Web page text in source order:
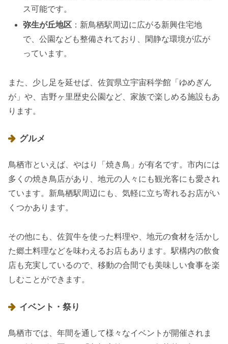
ス可能です。
弥生が丘地区 ：新鳥栖駅周辺に広がる新興住宅地
で、公園なども整備されており、閑静な環境が広が
っています。
また、少し足を延せば、佐賀県立宇宙科学館「ゆめぎん
が」や、吉野ヶ里歴史公園など、家族で楽しめる施設もあ
ります。
グルメ
鳥栖市といえば、やはり「焼き鳥」が有名です。市内には
多くの焼き鳥店があり、地元の人々にも観光客にも愛され
ています。新鳥栖駅周辺にも、気軽に立ち寄れるお店がい
くつかあります。
その他にも、佐賀牛を使った料理や、地元の食材を活かし
た郷土料理などを味わえるお店もあります。駅構内の飲食
店も充実しているので、移動の合間でも美味しい食事を楽
しむことができます。
イベント・祭り
鳥栖市では、年間を通して様々なイベントが開催されま